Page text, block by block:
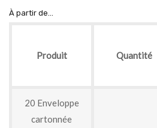
À partir de...
Produit Quantité
20 Enveloppe
cartonnée